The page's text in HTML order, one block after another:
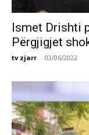
Ismet Drishti
Përgjigjet
tv zjarr - 03/06/2022